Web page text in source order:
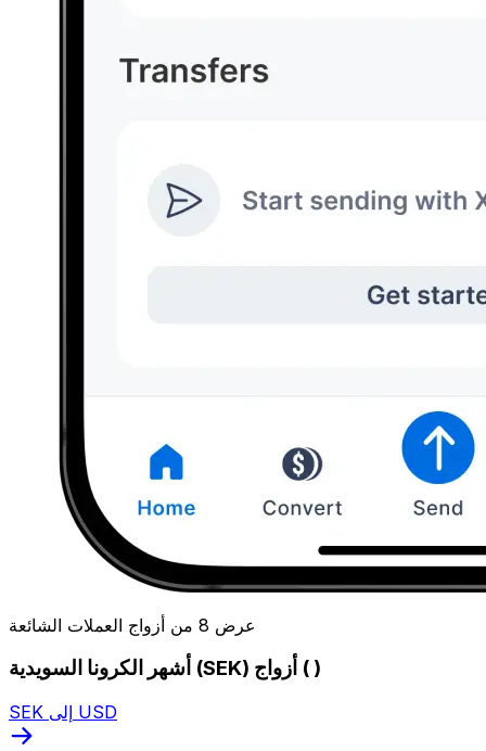
عرض 8 من أزواج العملات الشائعة
أشهر الكرونا السويدية (SEK) أزواج ( )
SEK إلى USD